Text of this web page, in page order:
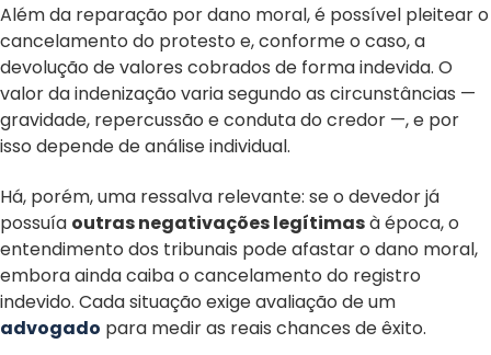
Além da reparação por dano moral, é possível pleitear o
cancelamento do protesto e, conforme o caso, a
devolução de valores cobrados de forma indevida. O
valor da indenização varia segundo as circunstâncias —
gravidade, repercussão e conduta do credor —, e por
isso depende de análise individual.
Há, porém, uma ressalva relevante: se o devedor já
possuía outras negativações legítimasà época, o
entendimento dos tribunais pode afastar o dano moral,
embora ainda caiba o cancelamento do registro
indevido. Cada situação exige avaliação de um
advogado para medir as reais chances de êxito.